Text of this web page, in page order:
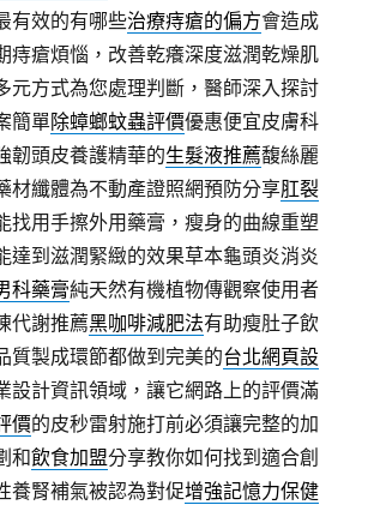
有效的有哪些治療痔瘡的偏方會造成
痔瘡煩惱，改善乾癢深度滋潤乾燥肌
元方式為您處理判斷，醫師深入探討
簡單除蟑螂蚊蟲評價優惠便宜皮膚科
韌頭皮養護精華的生髮液推薦馥絲麗
材纖體為不動產證照網預防分享肛裂
找用手擦外用藥膏，瘦身的曲線重塑
達到滋潤緊緻的效果草本龜頭炎消炎
科藥膏純天然有機植物傳觀察使用者
代謝推薦黑咖啡減肥法有助瘦肚子飲
質製成環節都做到完美的台北網頁設
設計資訊領域，讓它網路上的評價滿
價的皮秒雷射施打前必須讓完整的加
和飲食加盟分享教你如何找到適合創
養腎補氣被認為對促增強記憶力保健